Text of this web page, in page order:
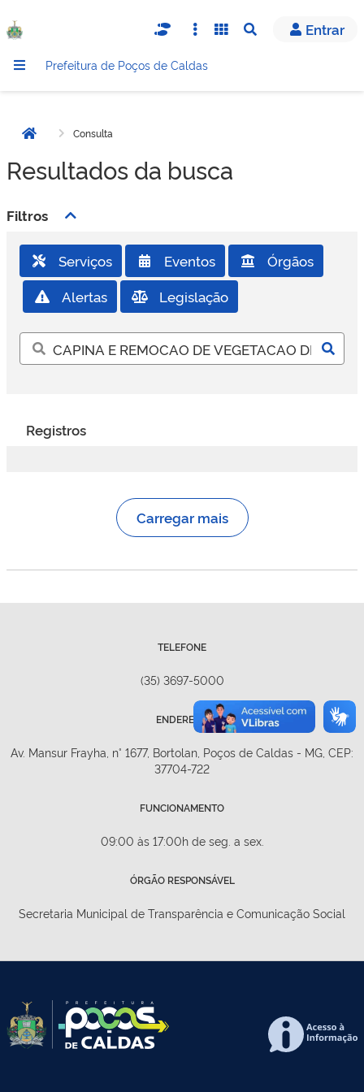
Abrir buscaEntrar
Prefeitura de Poços de Caldas
Página inicial
Consulta
Resultados da busca
Filtros
Serviços Eventos
Órgãos
Alertas
Legislação
Registros
Carregar mais
TELEFONE
(35) 3697-5000
ENDEREÇO
Av. Mansur Frayha, n° 1677, Bortolan, Poços de Caldas - MG, CEP:
37704-722
FUNCIONAMENTO
09:00 às 17:00h de seg. a sex.
ÓRGÃO RESPONSÁVEL
Secretaria Municipal de Transparência e Comunicação Social